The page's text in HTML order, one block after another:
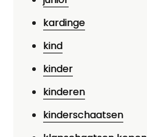
kardinge
kind
kinder
kinderen
kinderschaatsen